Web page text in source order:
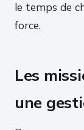
le temps de
force.
Les
une